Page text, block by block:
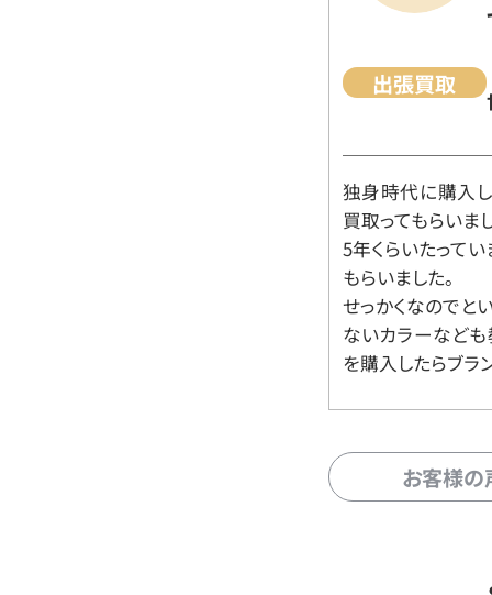
出張買取
独身時代に購入
買取ってもらいま
5年くらいたって
もらいました。
せっかくなのでと
ないカラーなども
を購入したらブラ
お客様